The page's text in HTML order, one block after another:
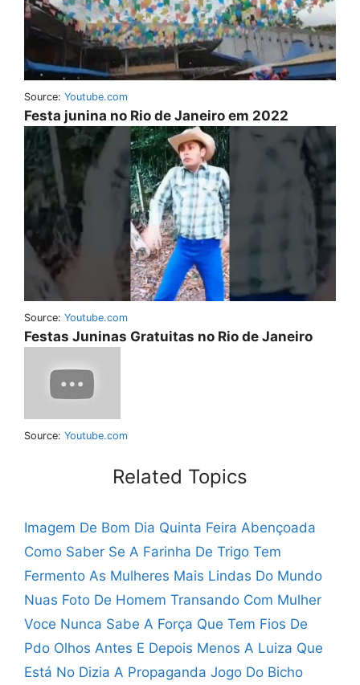
Source: Youtube.com
Festa junina no Rio de Janeiro em 2022
Source: Youtube.com
Festas Juninas Gratuitas no Rio de Janeiro
Source: Youtube.com
Related Topics
Imagem De Bom Dia Quinta Feira Abençoada
Como Saber Se A Farinha De Trigo Tem
Fermento As Mulheres Mais Lindas Do Mundo
Nuas Foto De Homem Transando Com Mulher
Voce Nunca Sabe A Força Que Tem Fios De
Pdo Olhos Antes E Depois Menos A Luiza Que
Está No Dizia A Propaganda Jogo Do Bicho